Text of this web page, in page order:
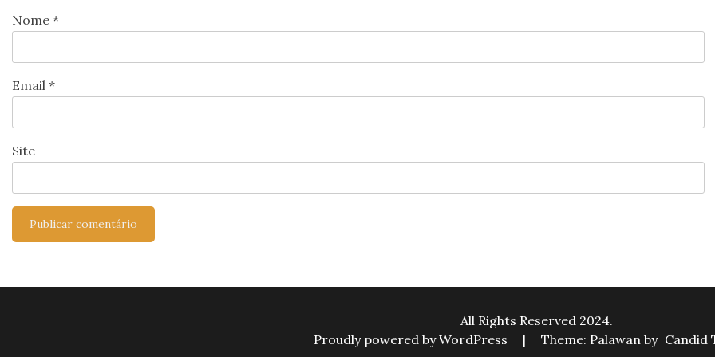
Nome *
Email *
Site
All Rights Reserved 2024.
Proudly powered by WordPress
| Theme: Palawan by Candid